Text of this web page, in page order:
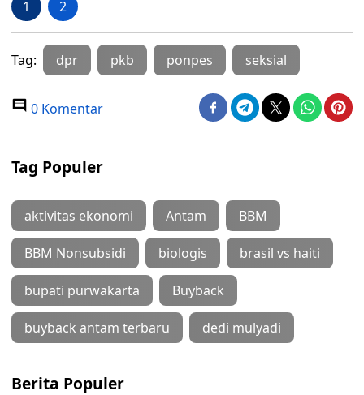
1 2
Tag: dpr pkb ponpes seksial
0 Komentar
Tag Populer
aktivitas ekonomi Antam BBM
BBM Nonsubsidi biologis brasil vs haiti
bupati purwakarta Buyback
buyback antam terbaru dedi mulyadi
Berita Populer